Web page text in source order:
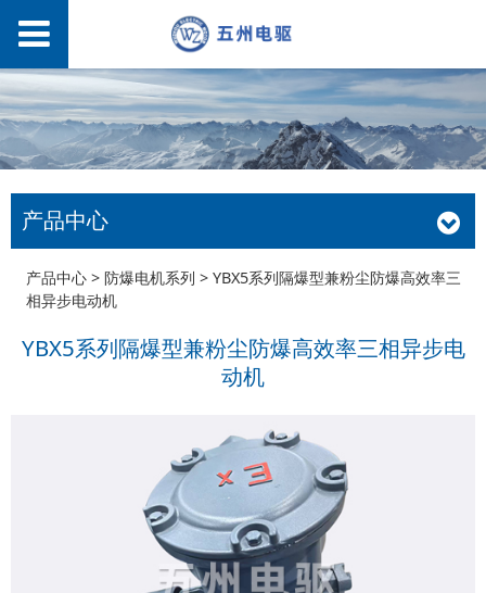
产品中心
YBX5系列隔爆型兼粉
尘防爆高效率三相异步
产品中心 >防爆电机系列 >YBX5系列隔爆型兼粉尘防爆高效率三
相异步电动机
YBX5系列隔爆型兼粉尘防爆高效率三相异步电
动机